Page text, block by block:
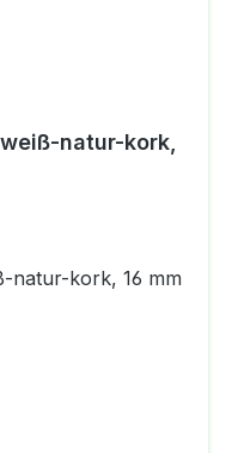
natur-kork,
natur-kork, 16 mm